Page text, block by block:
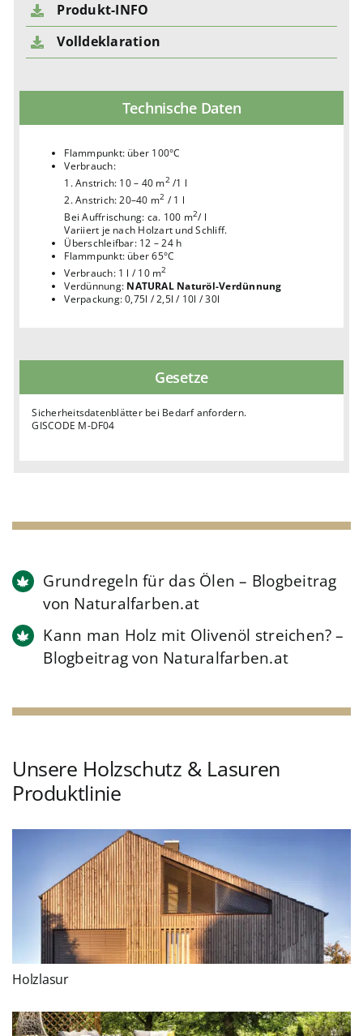
Produkt-INFO
Volldeklaration
Technische Daten
Flammpunkt: über 100°C
Verbrauch:
1. Anstrich: 10 – 40 m2 /1 l
2. Anstrich: 20–40 m2 / 1 l
Bei Auffrischung: ca. 100 m2/ l
Variiert je nach Holzart und Schliff.
Überschleifbar: 12 – 24 h
Flammpunkt: über 65°C
Verbrauch: 1 l / 10 m2
Verdünnung: NATURAL Naturöl-Verdünnung
Verpackung: 0,75l / 2,5l / 10l / 30l
Gesetze
Sicherheitsdatenblätter bei Bedarf anfordern.
GISCODE M-DF04
Grundregeln für das Ölen – Blogbeitrag
von Naturalfarben.at
Kann man Holz mit Olivenöl streichen? –
Blogbeitrag von Naturalfarben.at
Unsere Holzschutz & Lasuren
Produktlinie
Holzlasur